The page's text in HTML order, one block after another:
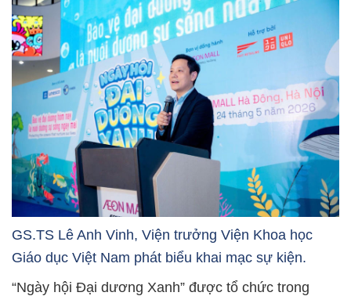
GS.TS Lê Anh Vinh, Viện trưởng Viện Khoa học
Giáo dục Việt Nam phát biểu khai mạc sự kiện.
“Ngày hội Đại dương Xanh” được tổ chức trong